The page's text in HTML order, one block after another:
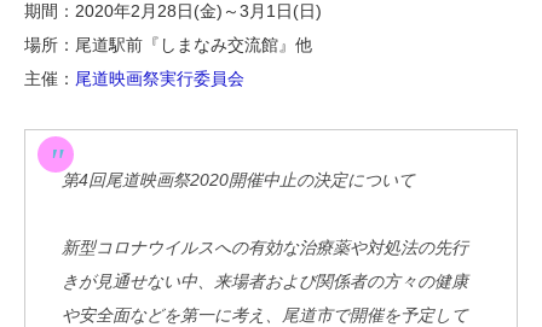
期間：2020年2月28日(金)～3月1日(日)
場所：尾道駅前『しまなみ交流館』他
主催： 尾道映画祭実行委員会
第4回尾道映画祭2020開催中止の決定について
新型コロナウイルスへの有効な治療薬や対処法の先行
きが見通せない中、来場者および関係者の方々の健康
や安全面などを第一に考え、尾道市で開催を予定して